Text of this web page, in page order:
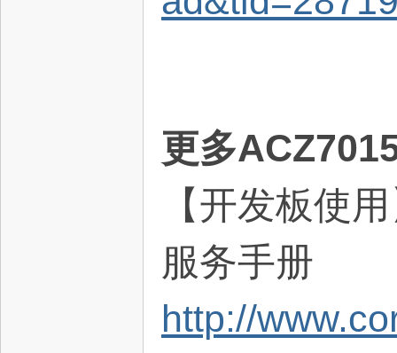
更多
【开发板使
服务手册
http://